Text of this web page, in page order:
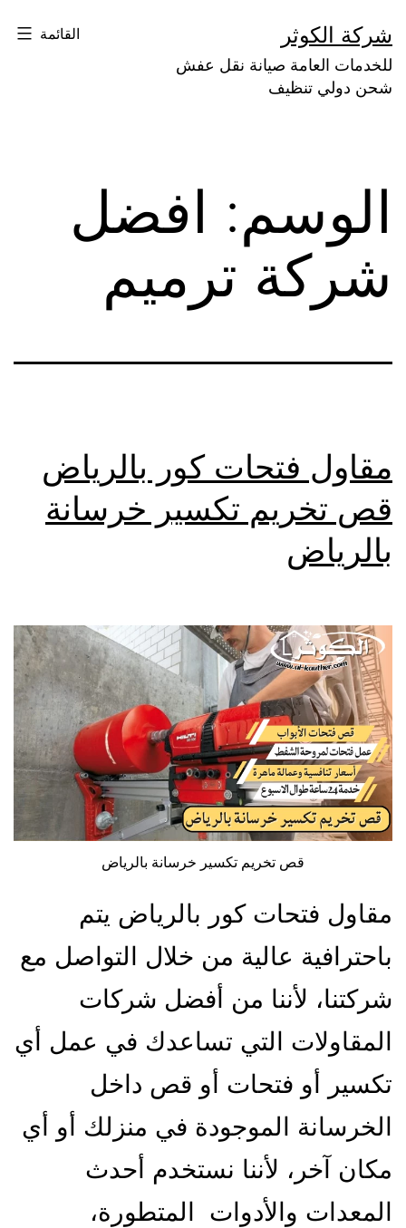
إلى
المحتوى
شركة الكوثر
للخدمات العامة صيانة نقل عفش
شحن دولي تنظيف
القائمة
الوسم: افضل
شركة ترميم
مقاول فتحات كور بالرياض
قص تخريم تكسير خرسانة
بالرياض
قص تخريم تكسير خرسانة بالرياض
مقاول فتحات كور بالرياض يتم
باحترافية عالية من خلال التواصل مع
شركتنا، لأننا من أفضل شركات
المقاولات التي تساعدك في عمل أي
تكسير أو فتحات أو قص داخل
الخرسانة الموجودة في منزلك أو أي
مكان آخر، لأننا نستخدم أحدث
المعدات والأدوات المتطورة،